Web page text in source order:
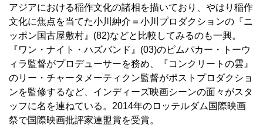
アジアにおける稲作文化の諸相を描いており、やはり稲作
文化に焦点を当てた小川紳介＝小川プロダクションの『ニ
ッポン国古屋敷村』(82)などと比較してみるのも一興。
『ワン・ナイト・ハズバンド』(03)のピムパカー・トーウ
ィラ監督がプロデューサーを務め、『コンクリートの雲』
のリー・チャータメーティクン監督がポストプロダクショ
ンを監修するなど、インディーズ映画シーンの面々がスタ
ッフに名を連ねている。2014年のロッテルダム国際映画
祭で国際映画批評家連盟賞を受賞。